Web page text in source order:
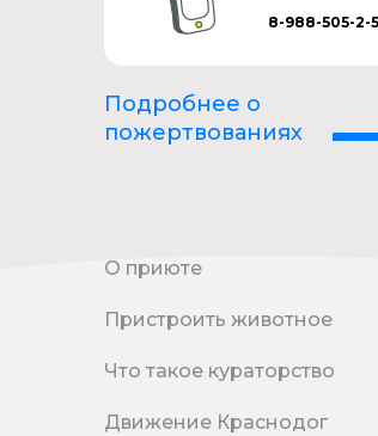
8-988-505-2-
Подробнее о
пожертвованиях
О приюте
Пристроить животное
Что такое кураторство
Движение Краснодог